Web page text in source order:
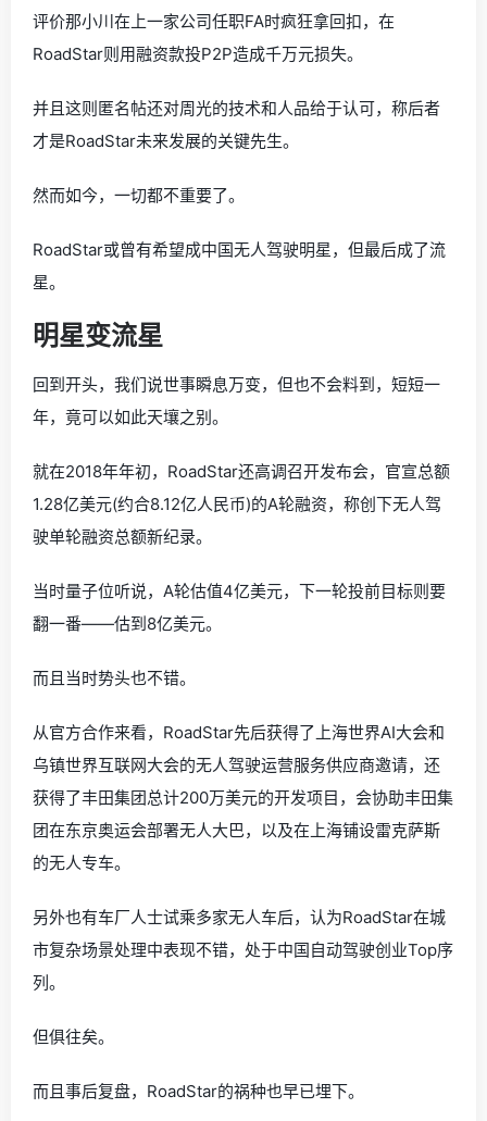
评价那小川在上一家公司任职FA时疯狂拿回扣，在
RoadStar则用融资款投P2P造成千万元损失。
并且这则匿名帖还对周光的技术和人品给于认可，称后者
才是RoadStar未来发展的关键先生。
然而如今，一切都不重要了。
RoadStar或曾有希望成中国无人驾驶明星，但最后成了流
星。
明星变流星
回到开头，我们说世事瞬息万变，但也不会料到，短短一
年，竟可以如此天壤之别。
就在2018年年初，RoadStar还高调召开发布会，官宣总额
1.28亿美元(约合8.12亿人民币)的A轮融资，称创下无人驾
驶单轮融资总额新纪录。
当时量子位听说，A轮估值4亿美元，下一轮投前目标则要
翻一番——估到8亿美元。
而且当时势头也不错。
从官方合作来看，RoadStar先后获得了上海世界AI大会和
乌镇世界互联网大会的无人驾驶运营服务供应商邀请，还
获得了丰田集团总计200万美元的开发项目，会协助丰田集
团在东京奥运会部署无人大巴，以及在上海铺设雷克萨斯
的无人专车。
另外也有车厂人士试乘多家无人车后，认为RoadStar在城
市复杂场景处理中表现不错，处于中国自动驾驶创业Top序
列。
但俱往矣。
而且事后复盘，RoadStar的祸种也早已埋下。